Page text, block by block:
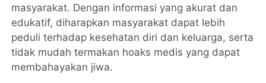
masyarakat. Dengan informasi yang akurat dan
edukatif, diharapkan masyarakat dapat lebih
peduli terhadap kesehatan diri dan keluarga, serta
tidak mudah termakan hoaks medis yang dapat
membahayakan jiwa.